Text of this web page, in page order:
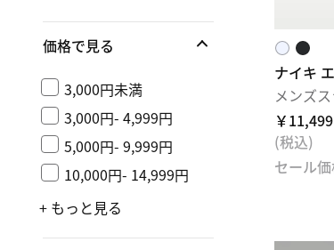
価格で見る
3,000円未満
3,000円- 4,999円
5,000円- 9,999円
10,000円- 14,999円
+ もっと見る
ナイキ
メンズ
￥11,499
(税込)
セール